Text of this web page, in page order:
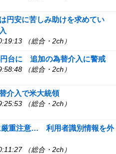
円安に苦しみ助けを求めてい
（総合・2ch）
円台に 追加の為替介入に警戒
（総合・2ch）
介入で米大統領
（総合・2ch）
厳重注意… 利用者識別情報を外
（総合・2ch）